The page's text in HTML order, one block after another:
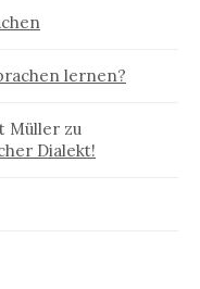
lernen?
Müller zu
Dialekt!